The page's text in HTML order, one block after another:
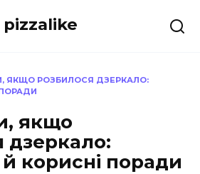
pizzalike
ЯКЩО РОЗБИЛОСЯ ДЗЕРКАЛО:
якщо
дзеркало:
корисні поради